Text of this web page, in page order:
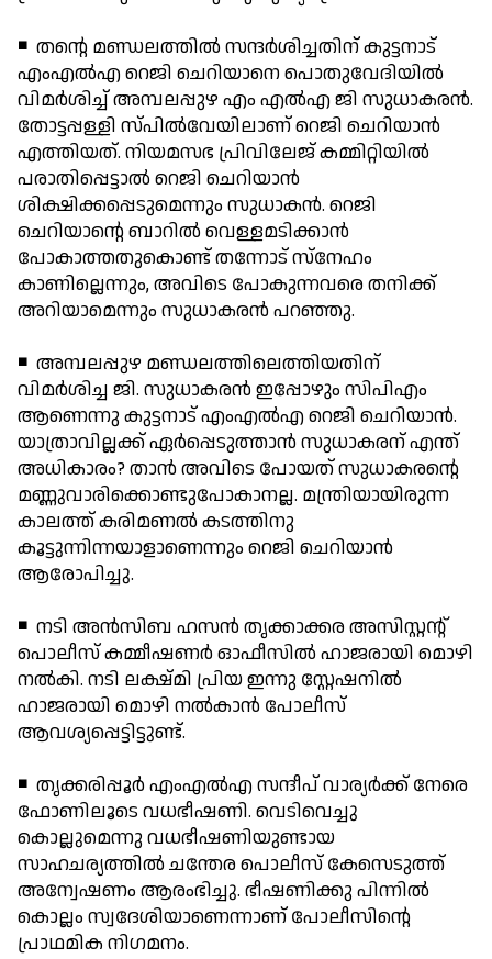
◾ തന്റെ മണ്ഡലത്തില്‍ സന്ദര്‍ശിച്ചതിന് കുട്ടനാട്
എംഎല്‍എ റെജി ചെറിയാനെ പൊതുവേദിയില്‍
വിമര്‍ശിച്ച് അമ്പലപ്പുഴ എം എല്‍എ ജി സുധാകരന്‍.
തോട്ടപ്പള്ളി സ്പില്‍വേയിലാണ് റെജി ചെറിയാന്‍
എത്തിയത്. നിയമസഭ പ്രിവിലേജ് കമ്മിറ്റിയില്‍
പരാതിപ്പെട്ടാല്‍ റെജി ചെറിയാന്‍
ശിക്ഷിക്കപ്പെടുമെന്നും സുധാകന്‍. റെജി
ചെറിയാന്റെ ബാറില്‍ വെള്ളമടിക്കാന്‍
പോകാത്തതുകൊണ്ട് തന്നോട് സ്നേഹം
കാണില്ലെന്നും, അവിടെ പോകുന്നവരെ തനിക്ക്
അറിയാമെന്നും സുധാകരന്‍ പറഞ്ഞു.
◾ അമ്പലപ്പുഴ മണ്ഡലത്തിലെത്തിയതിന്
വിമര്‍ശിച്ച ജി. സുധാകരന്‍ ഇപ്പോഴും സിപിഎം
ആണെന്നു കുട്ടനാട് എംഎല്‍എ റെജി ചെറിയാന്‍.
യാത്രാവില്ലക്ക് ഏര്‍പ്പെടുത്താന്‍ സുധാകരന് എന്ത്
അധികാരം? താന്‍ അവിടെ പോയത് സുധാകരന്റെ
മണ്ണുവാരിക്കൊണ്ടുപോകാനല്ല. മന്ത്രിയായിരുന്ന
കാലത്ത് കരിമണല്‍ കടത്തിനു
കൂട്ടുന്നിന്നയാളാണെന്നും റെജി ചെറിയാന്‍
ആരോപിച്ചു.
◾ നടി അന്‍സിബ ഹസന്‍ തൃക്കാക്കര അസിസ്റ്റന്റ്
പൊലീസ് കമ്മീഷണര്‍ ഓഫീസില്‍ ഹാജരായി മൊഴി
നല്‍കി. നടി ലക്ഷ്മി പ്രിയ ഇന്നു സ്റ്റേഷനില്‍
ഹാജരായി മൊഴി നല്‍കാന്‍ പോലീസ്
ആവശ്യപ്പെട്ടിട്ടുണ്ട്.
◾ തൃക്കരിപ്പൂര്‍ എംഎല്‍എ സന്ദീപ് വാര്യര്‍ക്ക് നേരെ
ഫോണിലൂടെ വധഭീഷണി. വെടിവെച്ചു
കൊല്ലുമെന്നു വധഭീഷണിയുണ്ടായ
സാഹചര്യത്തില്‍ ചന്തേര പൊലീസ് കേസെടുത്ത്
അന്വേഷണം ആരംഭിച്ചു. ഭീഷണിക്കു പിന്നില്‍
കൊല്ലം സ്വദേശിയാണെന്നാണ് പോലീസിന്റെ
പ്രാഥമിക നിഗമനം.